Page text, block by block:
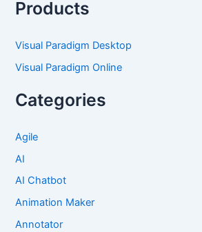
Products
Visual Paradigm Desktop
Visual Paradigm Online
Categories
Agile
AI
AI Chatbot
Animation Maker
Annotator